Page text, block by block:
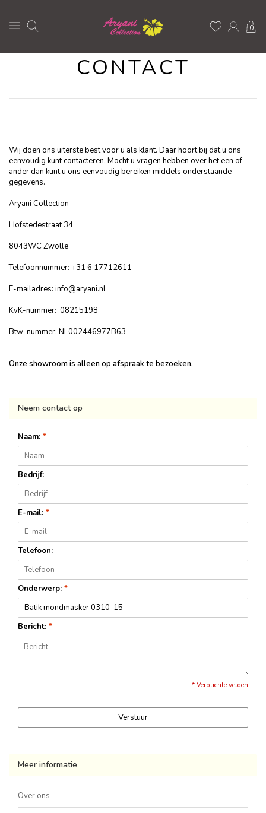
0
CONTACT
Wij doen ons uiterste best voor u als klant. Daar hoort bij dat u ons
eenvoudig kunt contacteren. Mocht u vragen hebben over het een of
ander dan kunt u ons eenvoudig bereiken middels onderstaande
gegevens.
Aryani Collection
Hofstedestraat 34
8043WC Zwolle
Telefoonnummer: +31 6 17712611
E-mailadres: info@aryani.nl
KvK-nummer: 08215198
Btw-nummer: NL002446977B63
Onze showroom is alleen op afspraak te bezoeken.
Neem contact op
Naam: *
Bedrijf:
E-mail: *
Telefoon:
Onderwerp: *
Bericht: *
* Verplichte velden
Verstuur
Meer informatie
Over ons